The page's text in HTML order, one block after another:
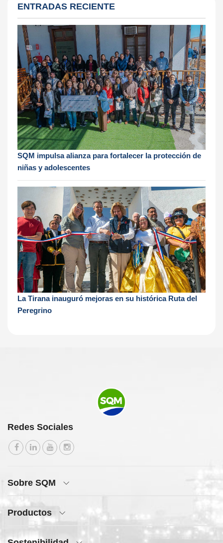
ENTRADAS RECIENTE
SQM impulsa alianza para fortalecer la protección de
niñas y adolescentes
La Tirana inauguró mejoras en su histórica Ruta del
Peregrino
Redes Sociales
Sobre SQM
Productos